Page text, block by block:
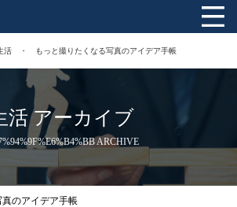
活 もっと撮りたくなる写真のアイデア手帳
活 アーカイブ
ARCHIVE
のアイデア手帳